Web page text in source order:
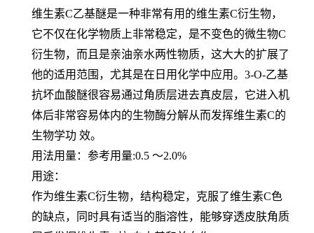
维生素C乙基醚是一种非常有用的维生素C衍生物，
它不仅在化学物质上非常稳定，是不变色的微生物C
衍生物，而且是亲油亲水两性物质，这大大的扩展了
他的适用范围，尤其是在日用化学中应用。3-O-乙基
抗坏血酸醚很容易通过角质层进去真皮层，它进入机
体后非常容易体内的生物酶分解从而发挥维生素C的
生物学功 效。
用法用量：参考用量:0.5 ～2.0%
用途：
作为维生素C衍生物，结构稳定，克服了维生素C色
的缺点，同时具有适当的脂溶性，能够穿透皮肤角质